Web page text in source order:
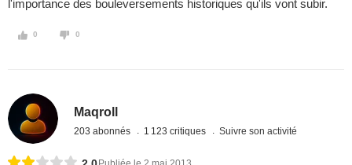
l'importance des bouleversements historiques qu'ils vont subir.
0 0
Maqroll
203 abonnés 1 123 critiques Suivre son activité